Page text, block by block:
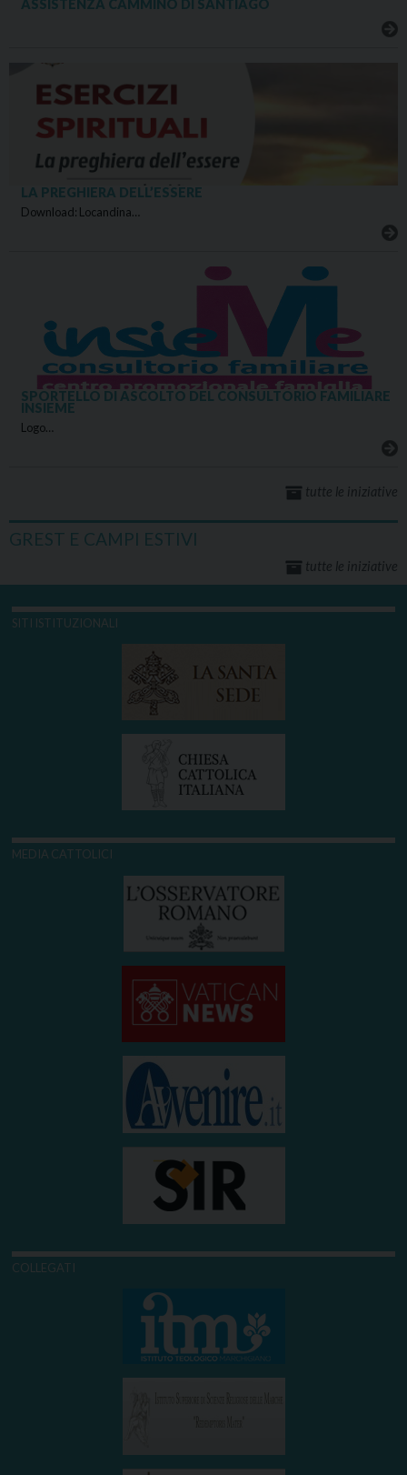
ASSISTENZA CAMMINO DI SANTIAGO
LA PREGHIERA DELL’ESSERE
Download: Locandina…
SPORTELLO DI ASCOLTO DEL CONSULTORIO FAMILIARE
INSIEME
Logo…
tutte le iniziative
GREST E CAMPI ESTIVI
tutte le iniziative
SITI ISTITUZIONALI
MEDIA CATTOLICI
COLLEGATI